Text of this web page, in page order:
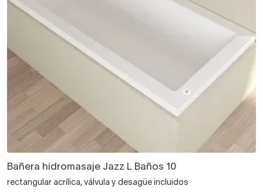
Bañera hidromasaje Jazz L Baños 10
rectangular acrílica, válvula y desagüe incluidos